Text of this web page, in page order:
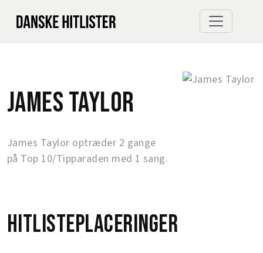
James Taylor
James Taylor optræder 2 gange
på Top 10/Tipparaden med 1 sang.
Hitlisteplaceringer